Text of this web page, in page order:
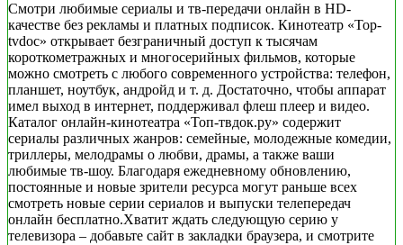
Смотри любимые сериалы и тв-передачи онлайн в HD-
качестве без рекламы и платных подписок. Кинотеатр «Top-
tvdoc» открывает безграничный доступ к тысячам
короткометражных и многосерийных фильмов, которые
можно смотреть с любого современного устройства: телефон,
планшет, ноутбук, андройд и т. д. Достаточно, чтобы аппарат
имел выход в интернет, поддерживал флеш плеер и видео.
Каталог онлайн-кинотеатра «Топ-твдок.ру» содержит
сериалы различных жанров: семейные, молодежные комедии,
триллеры, мелодрамы о любви, драмы, а также ваши
любимые тв-шоу. Благодаря ежедневному обновлению,
постоянные и новые зрители ресурса могут раньше всех
смотреть новые серии сериалов и выпуски телепередач
онлайн бесплатно.Хватит ждать следующую серию у
телевизора – добавьте сайт в закладки браузера, и смотрите